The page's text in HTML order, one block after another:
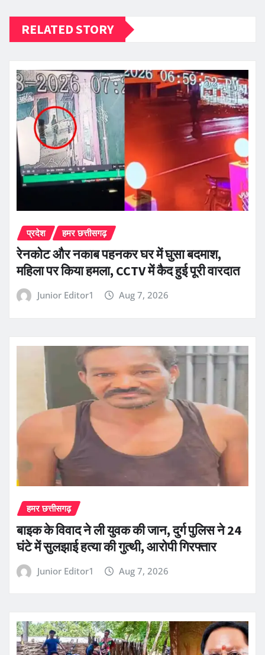
RELATED STORY
प्रदेश हमर छत्तीसगढ़
रेनकोट और नकाब पहनकर घर में घुसा बदमाश,
महिला पर किया हमला, CCTV में कैद हुई पूरी वारदात
Junior Editor1 Aug 7, 2026
हमर छत्तीसगढ़
बाइक के विवाद ने ली युवक की जान, दुर्ग पुलिस ने 24
घंटे में सुलझाई हत्या की गुत्थी, आरोपी गिरफ्तार
Junior Editor1 Aug 7, 2026